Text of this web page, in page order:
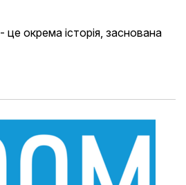
це окрема історія, заснована